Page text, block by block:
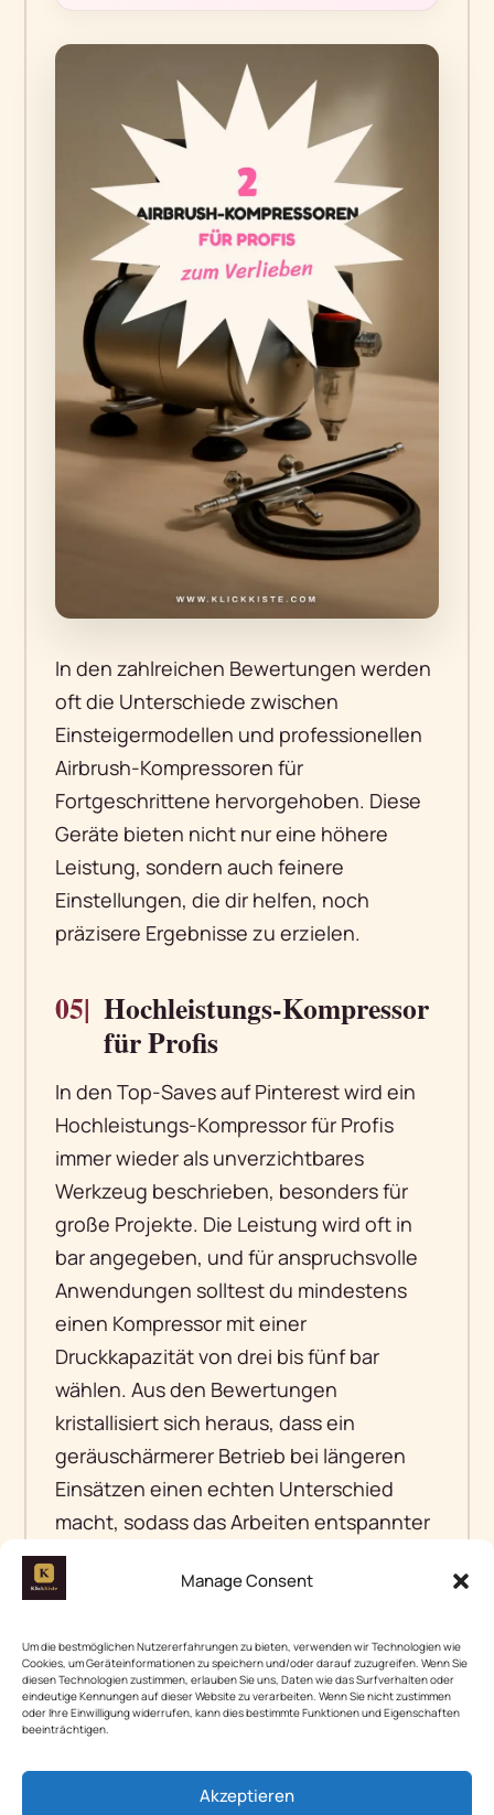
Manage Consent
Um die bestmöglichen Nutzererfahrungen zu bieten, verwenden wir Technologien wie
Cookies, um Geräteinformationen zu speichern und/oder darauf zuzugreifen. Wenn Sie
diesen Technologien zustimmen, erlauben Sie uns, Daten wie das Surfverhalten oder
eindeutige Kennungen auf dieser Website zu verarbeiten. Wenn Sie nicht zustimmen
oder Ihre Einwilligung widerrufen, kann dies bestimmte Funktionen und Eigenschaften
beeinträchtigen.
Akzeptieren
In den zahlreichen Bewertungen werden
oft die Unterschiede zwischen
Einsteigermodellen und professionellen
Airbrush-Kompressoren für
Fortgeschrittene hervorgehoben. Diese
Geräte bieten nicht nur eine höhere
Leistung, sondern auch feinere
Einstellungen, die dir helfen, noch
präzisere Ergebnisse zu erzielen.
05| Hochleistungs-Kompressor
für Profis
In den Top-Saves auf Pinterest wird ein
Hochleistungs-Kompressor für Profis
immer wieder als unverzichtbares
Werkzeug beschrieben, besonders für
große Projekte. Die Leistung wird oft in
bar angegeben, und für anspruchsvolle
Anwendungen solltest du mindestens
einen Kompressor mit einer
Druckkapazität von drei bis fünf bar
wählen. Aus den Bewertungen
kristallisiert sich heraus, dass ein
geräuschärmerer Betrieb bei längeren
Einsätzen einen echten Unterschied
macht, sodass das Arbeiten entspannter
wird. Achte darauf, dass das Gerät über
eine gute Luftfilterung verfügt — gerade
entscheidend für ein perfektes Finish. Ein
feiner Sprühnebel lässt sich mit einem
Hochdrucksystem gezielt steuern, was